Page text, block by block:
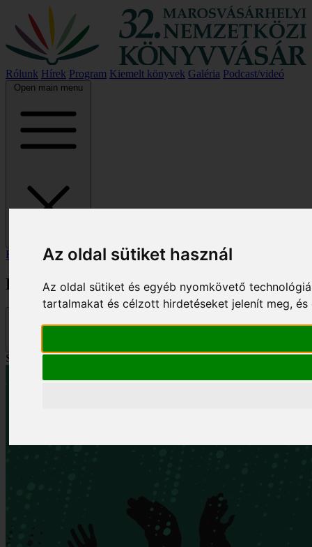
Az oldal sütiket használ
Az oldal sütiket és egyéb nyomkövető
tartalmakat és célzott hirdetéseket jelenít meg,
Rólunk Hírek Program Kiemelt könyvek Galéria Podcast/videó
Open main menu
Főoldal /Kiemelt könyvek
Kiemelt könyvek
Szűrés